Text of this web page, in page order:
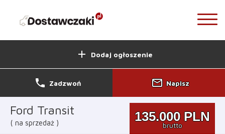
add Dodaj ogłoszenie
Ford Transit
na sprzedaż 135.000 PLN
brutto
phone Zadzwoń mail_outline Napisz